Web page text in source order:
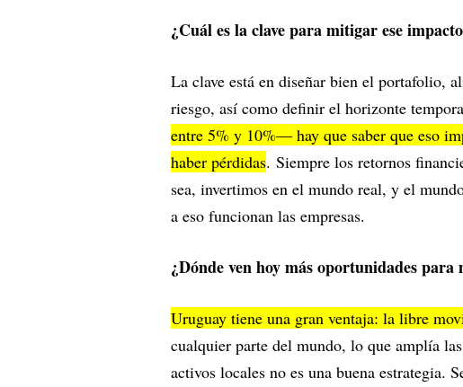
¿Cuál es la clave para mitigar ese
La clave está en diseñar bien el portafolio,
riesgo, así como definir el horizonte
entre 5% y 10%— hay que saber que eso
haber pérdidas. Siempre los retornos
sea, invertimos en el mundo real, y el
a eso funcionan las empresas.
¿Dónde ven hoy más oportunidades
Uruguay tiene una gran ventaja: la libre
cualquier parte del mundo, lo que amplía
activos locales no es una buena estrategia.